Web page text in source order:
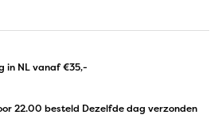
in NLvanaf €35,-
22.00 besteld Dezelfde dag verzonden